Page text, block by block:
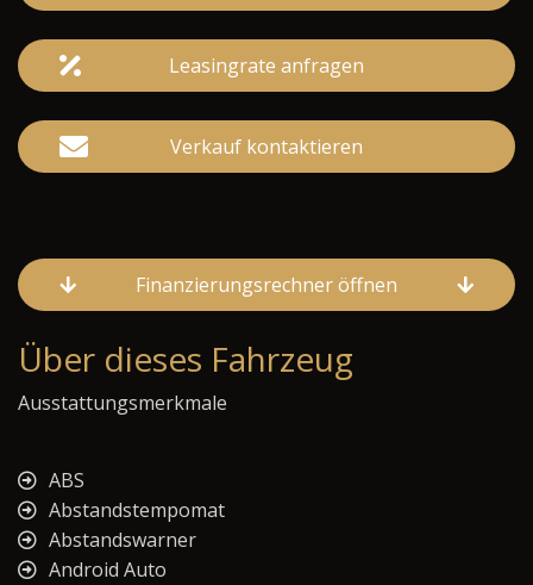
Leasingrate anfragen
Verkauf kontaktieren
Finanzierungsrechner öffnen
Über dieses Fahrzeug
Ausstattungsmerkmale
ABS
Abstandstempomat
Abstandswarner
Android Auto